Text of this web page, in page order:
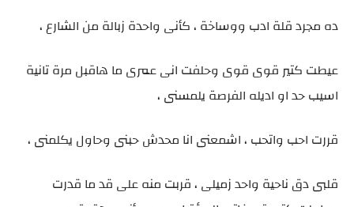
ده مجرد قلة ادب ووساخة ، كأنى واحدة زبالة من الشارع ،
عيطت كتير قوى قوى وحلفت انى عمرى ما هاقبل مرة تانية
اسيب حد او اديله الفرصة يلمسنى ،
قررت احب واتحب ، اشمعنى انا محدش حبنى وحاول يكلمنى ،
قلبى دق ناحية واحد زميلى ، قربت منه على قد ما قدرت